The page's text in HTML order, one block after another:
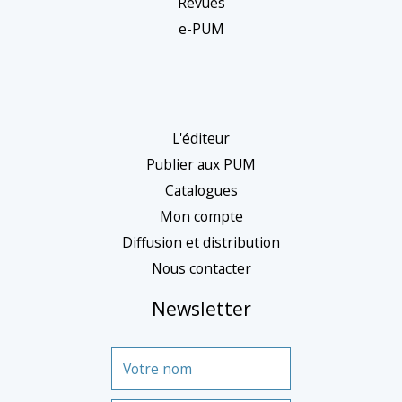
e-PUM
L'éditeur
Publier aux PUM
Catalogues
Mon compte
Diffusion et distribution
Nous contacter
Newsletter